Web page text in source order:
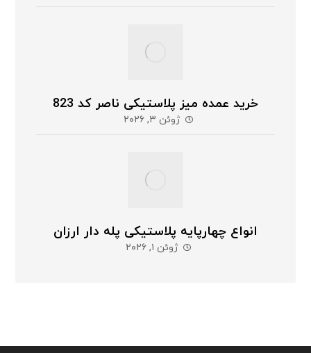
خرید عمده میز پلاستیکی ناصر کد 823
ژوئن ۳, ۲۰۲۶
انواع چهارپایه پلاستیکی پله دار ارزان
ژوئن ۱, ۲۰۲۶